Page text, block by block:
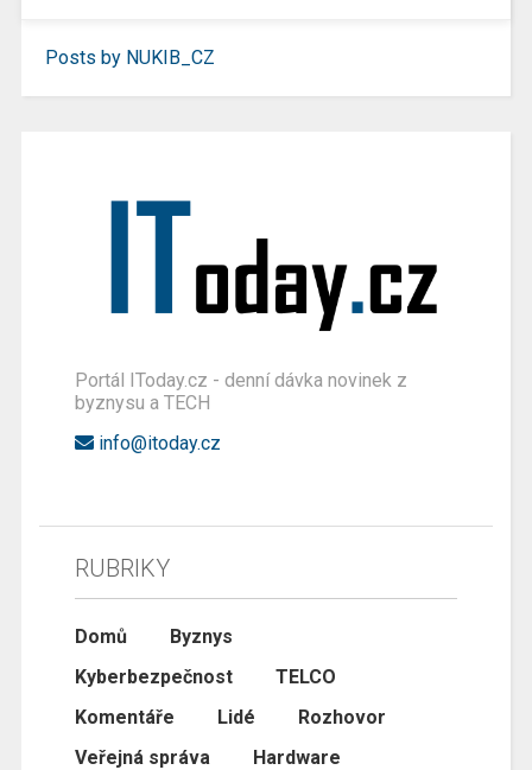
Posts by NUKIB_CZ
Portál IToday.cz - denní dávka novinek z
byznysu a TECH
info@itoday.cz
RUBRIKY
Domů
Byznys
Kyberbezpečnost
TELCO
Komentáře
Lidé
Rozhovor
Veřejná správa
Hardware